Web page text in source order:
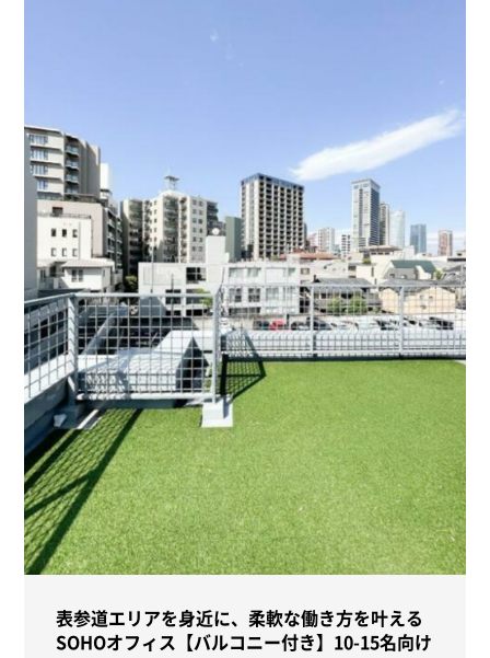
表参道エリアを身近に、柔軟な働き方を叶える
SOHOオフィス【バルコニー付き】10-15名向け